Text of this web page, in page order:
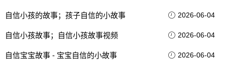
自信小孩的故事；孩子自信的小故事 2026-06-04
自信小孩故事；自信小孩故事视频 2026-06-04
自信宝宝故事 - 宝宝自信的小故事 2026-06-04